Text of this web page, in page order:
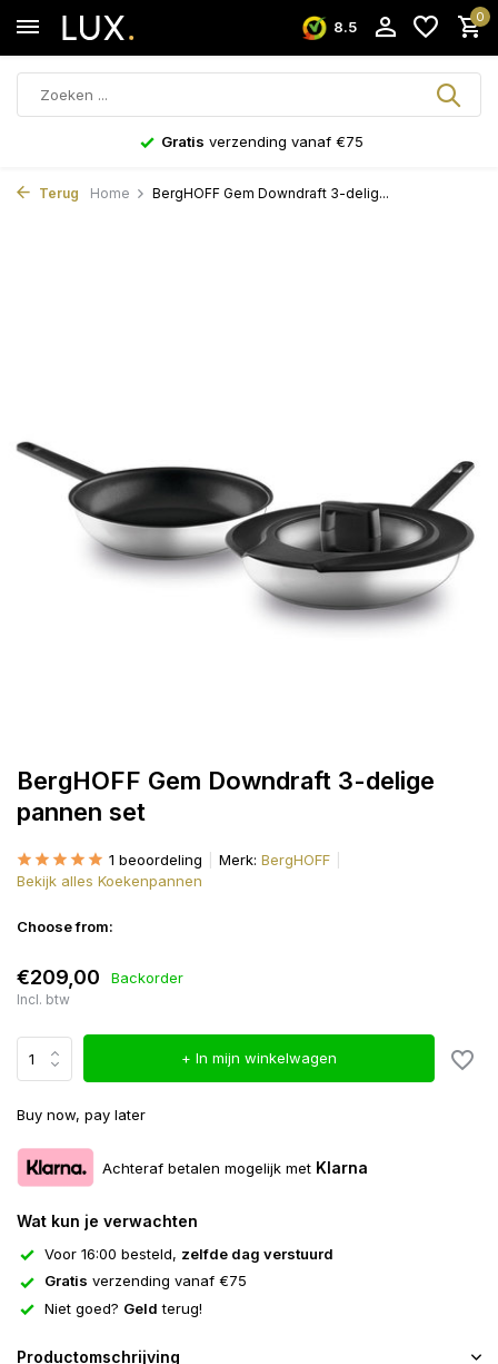
8.5
0
Gratis verzending vanaf €75
Terug Home BergHOFF Gem Downdraft 3-delig...
BergHOFF Gem Downdraft 3-delige
pannen set
1 beoordeling Merk: BergHOFF
Bekijk alles Koekenpannen
Choose from:
€209,00 Backorder
Incl. btw
+ In mijn winkelwagen
Buy now, pay later
Achteraf betalen mogelijk met Klarna
Wat kun je verwachten
Voor 16:00 besteld, zelfde dag verstuurd
Gratis verzending vanaf €75
Niet goed? Geld terug!
Productomschrijving